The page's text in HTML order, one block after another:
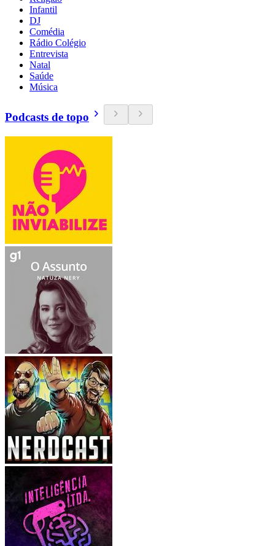
Infantil
DJ
Comédia
Rádio Colégio
Entrevista
Natal
Saúde
Música
Podcasts de topo